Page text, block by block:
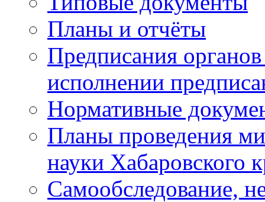
Планы и отчёты
Предписания
исполнении
Нормативные
Планы проведения
науки Хабаровского
Самообследование,